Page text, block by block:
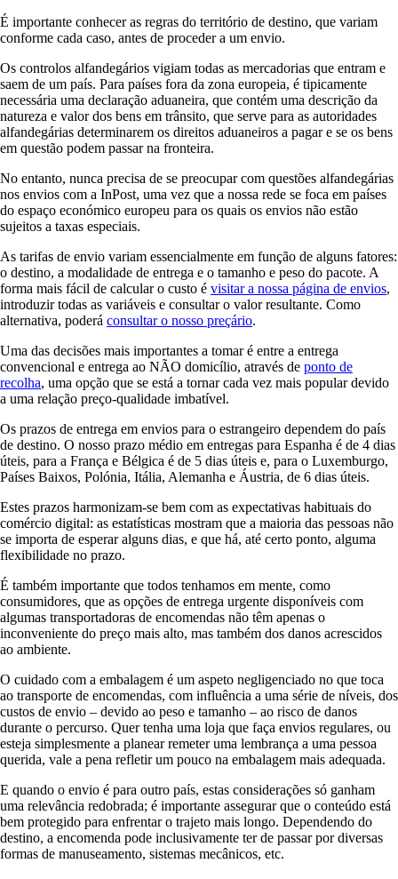
É importante conhecer as regras do território de destino, que variam
conforme cada caso, antes de proceder a um envio.
Os controlos alfandegários vigiam todas as mercadorias que entram e
saem de um país. Para países fora da zona europeia, é tipicamente
necessária uma declaração aduaneira, que contém uma descrição da
natureza e valor dos bens em trânsito, que serve para as autoridades
alfandegárias determinarem os direitos aduaneiros a pagar e se os bens
em questão podem passar na fronteira.
No entanto, nunca precisa de se preocupar com questões alfandegárias
nos envios com a InPost, uma vez que a nossa rede se foca em países
do espaço económico europeu para os quais os envios não estão
sujeitos a taxas especiais.
As tarifas de envio variam essencialmente em função de alguns fatores:
o destino, a modalidade de entrega e o tamanho e peso do pacote. A
forma mais fácil de calcular o custo é visitar a nossa página de envios,
introduzir todas as variáveis e consultar o valor resultante. Como
alternativa, poderá consultar o nosso preçário.
Uma das decisões mais importantes a tomar é entre a entrega
convencional e entrega ao NÃO domicílio, através de ponto de
recolha, uma opção que se está a tornar cada vez mais popular devido
a uma relação preço-qualidade imbatível.
Os prazos de entrega em envios para o estrangeiro dependem do país
de destino. O nosso prazo médio em entregas para Espanha é de 4 dias
úteis, para a França e Bélgica é de 5 dias úteis e, para o Luxemburgo,
Países Baixos, Polónia, Itália, Alemanha e Áustria, de 6 dias úteis.
Estes prazos harmonizam-se bem com as expectativas habituais do
comércio digital: as estatísticas mostram que a maioria das pessoas não
se importa de esperar alguns dias, e que há, até certo ponto, alguma
flexibilidade no prazo.
É também importante que todos tenhamos em mente, como
consumidores, que as opções de entrega urgente disponíveis com
algumas transportadoras de encomendas não têm apenas o
inconveniente do preço mais alto, mas também dos danos acrescidos
ao ambiente.
O cuidado com a embalagem é um aspeto negligenciado no que toca
ao transporte de encomendas, com influência a uma série de níveis, dos
custos de envio – devido ao peso e tamanho – ao risco de danos
durante o percurso. Quer tenha uma loja que faça envios regulares, ou
esteja simplesmente a planear remeter uma lembrança a uma pessoa
querida, vale a pena refletir um pouco na embalagem mais adequada.
E quando o envio é para outro país, estas considerações só ganham
uma relevância redobrada; é importante assegurar que o conteúdo está
bem protegido para enfrentar o trajeto mais longo. Dependendo do
destino, a encomenda pode inclusivamente ter de passar por diversas
formas de manuseamento, sistemas mecânicos, etc.